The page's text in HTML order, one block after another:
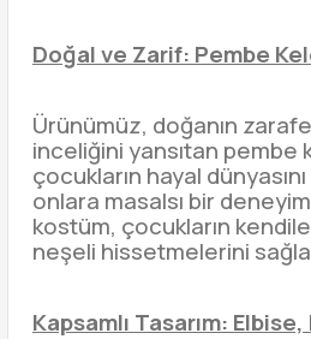
Doğal ve Zarif: Pembe
Ürünümüz, doğanın
inceliğini yansıtan pembe
çocukların hayal
onlara masalsı bir
kostüm, çocukların
neşeli hissetmelerini
Kapsamlı Tasarım: